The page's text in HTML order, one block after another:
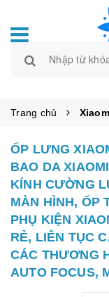
Trang chủ
ỐP LƯNG
BAO DA
KÍNH CƯỜNG
MÀN HÌNH, ỐP
PHỤ KIỆN
RẺ, LIÊN TỤC
CÁC THƯƠNG
AUTO FOCUS,